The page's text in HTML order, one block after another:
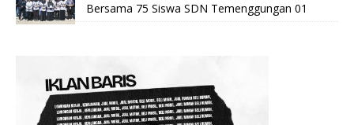
Bersama 75 Siswa SDN Temenggungan 01